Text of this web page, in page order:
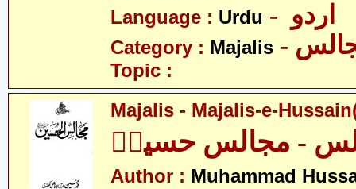
Language : Urdu
Category : Majalis
Topic :
Majalis - Majalis-e-
- مجالس حسینؑ
Author : Muhammad